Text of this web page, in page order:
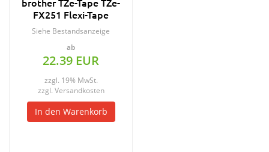
FX251 Flexi-Tape
Schriftbandkassette
Siehe Bestandsanzeige
ab
22.39 EUR
zzgl. 19% MwSt.
zzgl. Versandkosten
In den Warenkorb